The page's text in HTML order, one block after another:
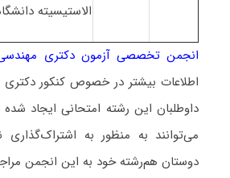
الاستیسیته
انجمن تخصصی آزمون دکتری
اطلاعات بیشتر در خصوص کنکور دکتری
داوطلبان این رشته امتحانی ایجاد
می‌توانند به منظور به
دوستان هم‌رشته خود به این انجمن